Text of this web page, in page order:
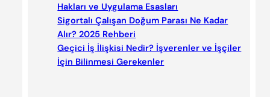
Hakları ve Uygulama Esasları
Sigortalı Çalışan Doğum Parası Ne Kadar
Alır? 2025 Rehberi
Geçici İş İlişkisi Nedir? İşverenler ve İşçiler
İçin Bilinmesi Gerekenler